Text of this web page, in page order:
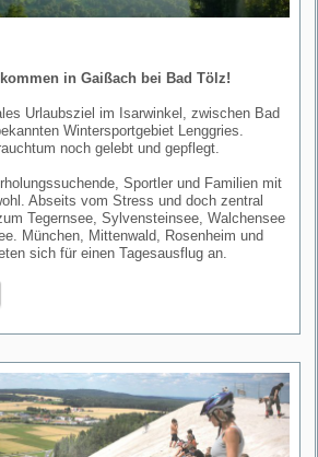
in Gaißach bei Bad Tölz!
Urlaubsziel im Isarwinkel, zwischen Bad
Wintersportgebiet Lenggries.
noch gelebt und gepflegt.
Sportler und Familien mit
Abseits vom Stress und doch zentral
Tegernsee, Sylvensteinsee, Walchensee
München, Mittenwald, Rosenheim und
sich für einen Tagesausflug an.